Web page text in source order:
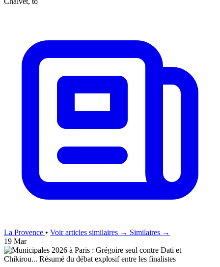
La Provence • Voir articles similaires → Similaires →
19 Mar